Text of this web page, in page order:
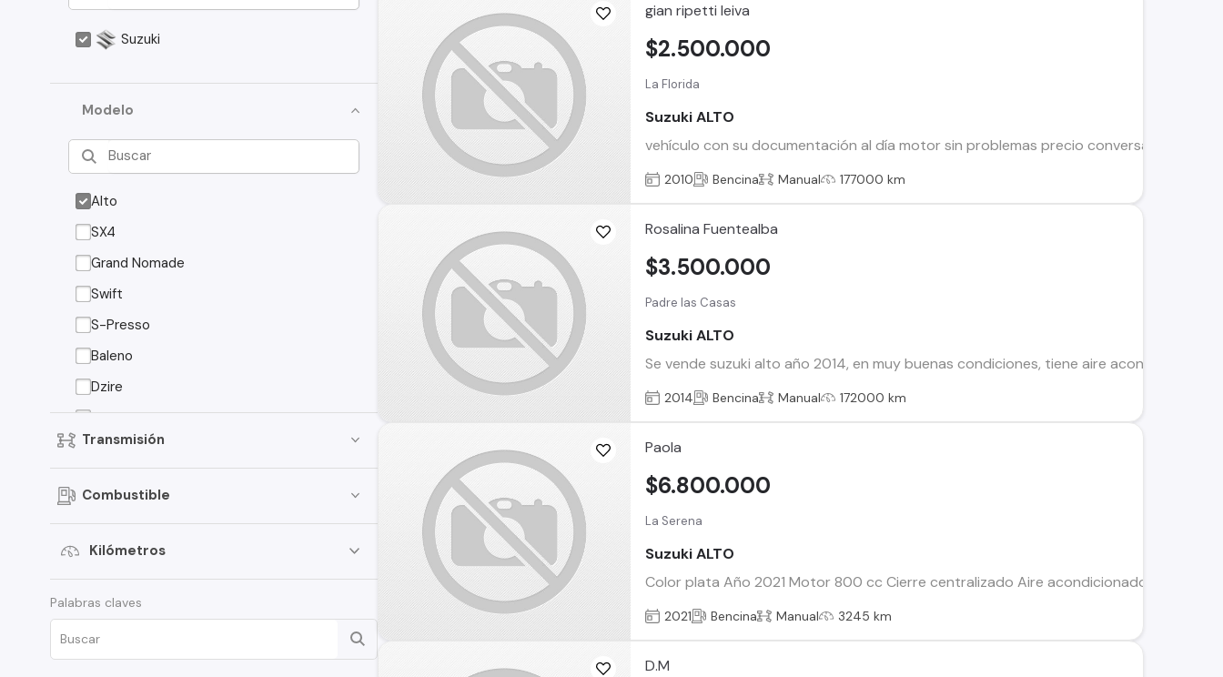
Suzuki
Modelo
Alto
SX4
Grand Nomade
Swift
S-Presso
Baleno
Dzire
Jimny
Celerio
APV
Aerio
Ciaz
Ertiga
Transmisión
Combustible
Kilómetros
Palabras claves
gian ripetti leiva
La Florida
Suzuki ALTO
vehículo con su documentación al día motor sin problemas precio conversable
$2.500.000
2010 Bencina Manual 177000 km
Rosalina Fuentealba
Padre las Casas
Suzuki ALTO
Se vende suzuki alto año 2014, en muy buenas condiciones, tiene aire
$3.500.000
2014 Bencina Manual 172000 km
Paola
La Serena
Suzuki ALTO
Color plata Año 2021 Motor 800 cc Cierre centralizado Aire acondicionado Alza
$6.800.000
2021 Bencina Manual 3245 km
D.M